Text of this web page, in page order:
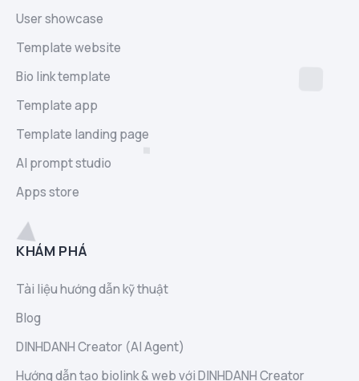
User showcase
Template website
Bio link template
Template app
Template landing page
AI prompt studio
Apps store
KHÁM PHÁ
Tài liệu hướng dẫn kỹ thuật
Blog
DINHDANH Creator (AI Agent)
Hướng dẫn tạo biolink & web với DINHDANH Creator